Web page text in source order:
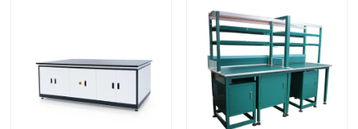
研究室の作業台